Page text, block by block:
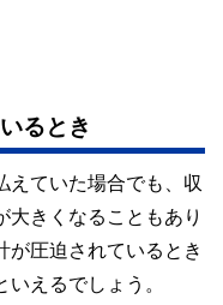
るとき
えていた場合でも、収
大きくなることもあり
が圧迫されているとき
えるでしょう。